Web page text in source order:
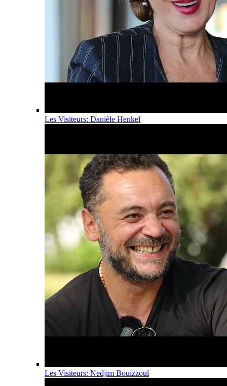
Les Visiteurs: Danièle Henkel
Les Visiteurs: Nedjim Bouizzoul